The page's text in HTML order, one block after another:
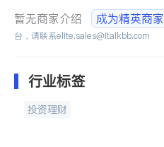
暂无商家介绍 成为精英商家
台，请联系elite.sales@italkbb.com
行业标签
投资理财